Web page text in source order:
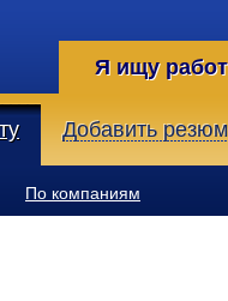
Я ищу
Добавить
По компаниям